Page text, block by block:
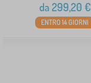
da299,20 €
ENTRO 14 GIORNI